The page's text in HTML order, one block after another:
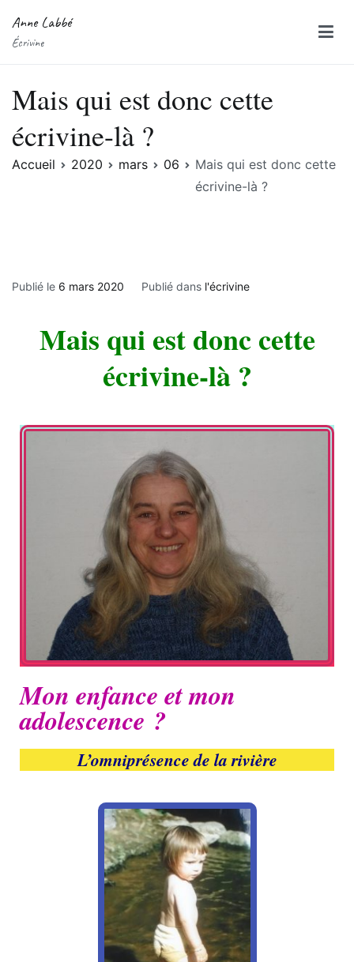
Anne Labbé
Écrivine
Mais qui est donc cette
écrivine-là ?
Accueil 2020 mars 06
Mais qui est donc cette
écrivine-là ?
Publié le 6 mars 2020 Publié dans l'écrivine
Mais qui est donc cette
écrivine-là ?
Mon enfance et mon
adolescence ?
L’omniprésence de la rivière